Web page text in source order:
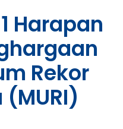
Home
Berita
About
Harapan
Rekor